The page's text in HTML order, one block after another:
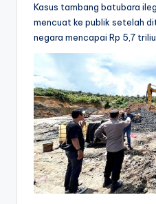
c
e
b
o
o
k
a
t
s
A
p
s
s
e
n
g
e
r
n
e
l
Kasus tambang batubara
mencuat ke publik setelah
negara mencapai Rp 5,7